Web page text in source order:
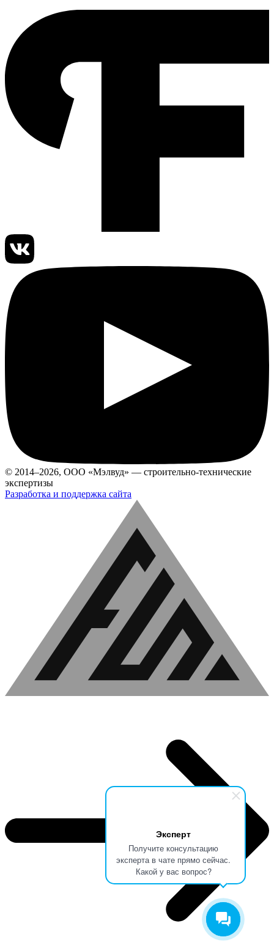
Эксперт
Получите консультацию
эксперта в чате прямо сейчас.
Какой у вас вопрос?
© 2014–2026, ООО «Мэлвуд» — строительно-технические
экспертизы
Разработка и поддержка сайта